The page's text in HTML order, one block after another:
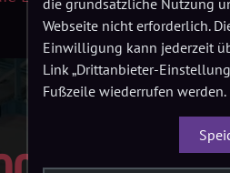
die grundsätzliche Nutzung
Webseite nicht erforderlich.
Einwilligung kann jederzeit
Link „Drittanbieter-
Fußzeile wiederrufen werden.